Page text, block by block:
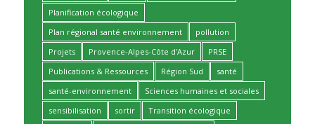
Planification écologique
Plan régional santé environnement
pollution
Projets
Provence-Alpes-Côte d'Azur
PRSE
Publications & Ressources
Région Sud
santé
santé-environnement
Sciences humaines et sociales
sensibilisation
sortir
Transition écologique